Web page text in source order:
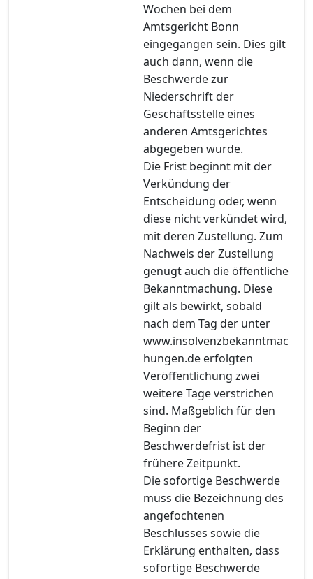
Wochen bei dem
Amtsgericht Bonn
eingegangen sein. Dies gilt
auch dann, wenn die
Beschwerde zur
Niederschrift der
Geschäftsstelle eines
anderen Amtsgerichtes
abgegeben wurde.
Die Frist beginnt mit der
Verkündung der
Entscheidung oder, wenn
diese nicht verkündet wird,
mit deren Zustellung. Zum
Nachweis der Zustellung
genügt auch die öffentliche
Bekanntmachung. Diese
gilt als bewirkt, sobald
nach dem Tag der unter
www.insolvenzbekanntmac
hungen.de erfolgten
Veröffentlichung zwei
weitere Tage verstrichen
sind. Maßgeblich für den
Beginn der
Beschwerdefrist ist der
frühere Zeitpunkt.
Die sofortige Beschwerde
muss die Bezeichnung des
angefochtenen
Beschlusses sowie die
Erklärung enthalten, dass
sofortige Beschwerde